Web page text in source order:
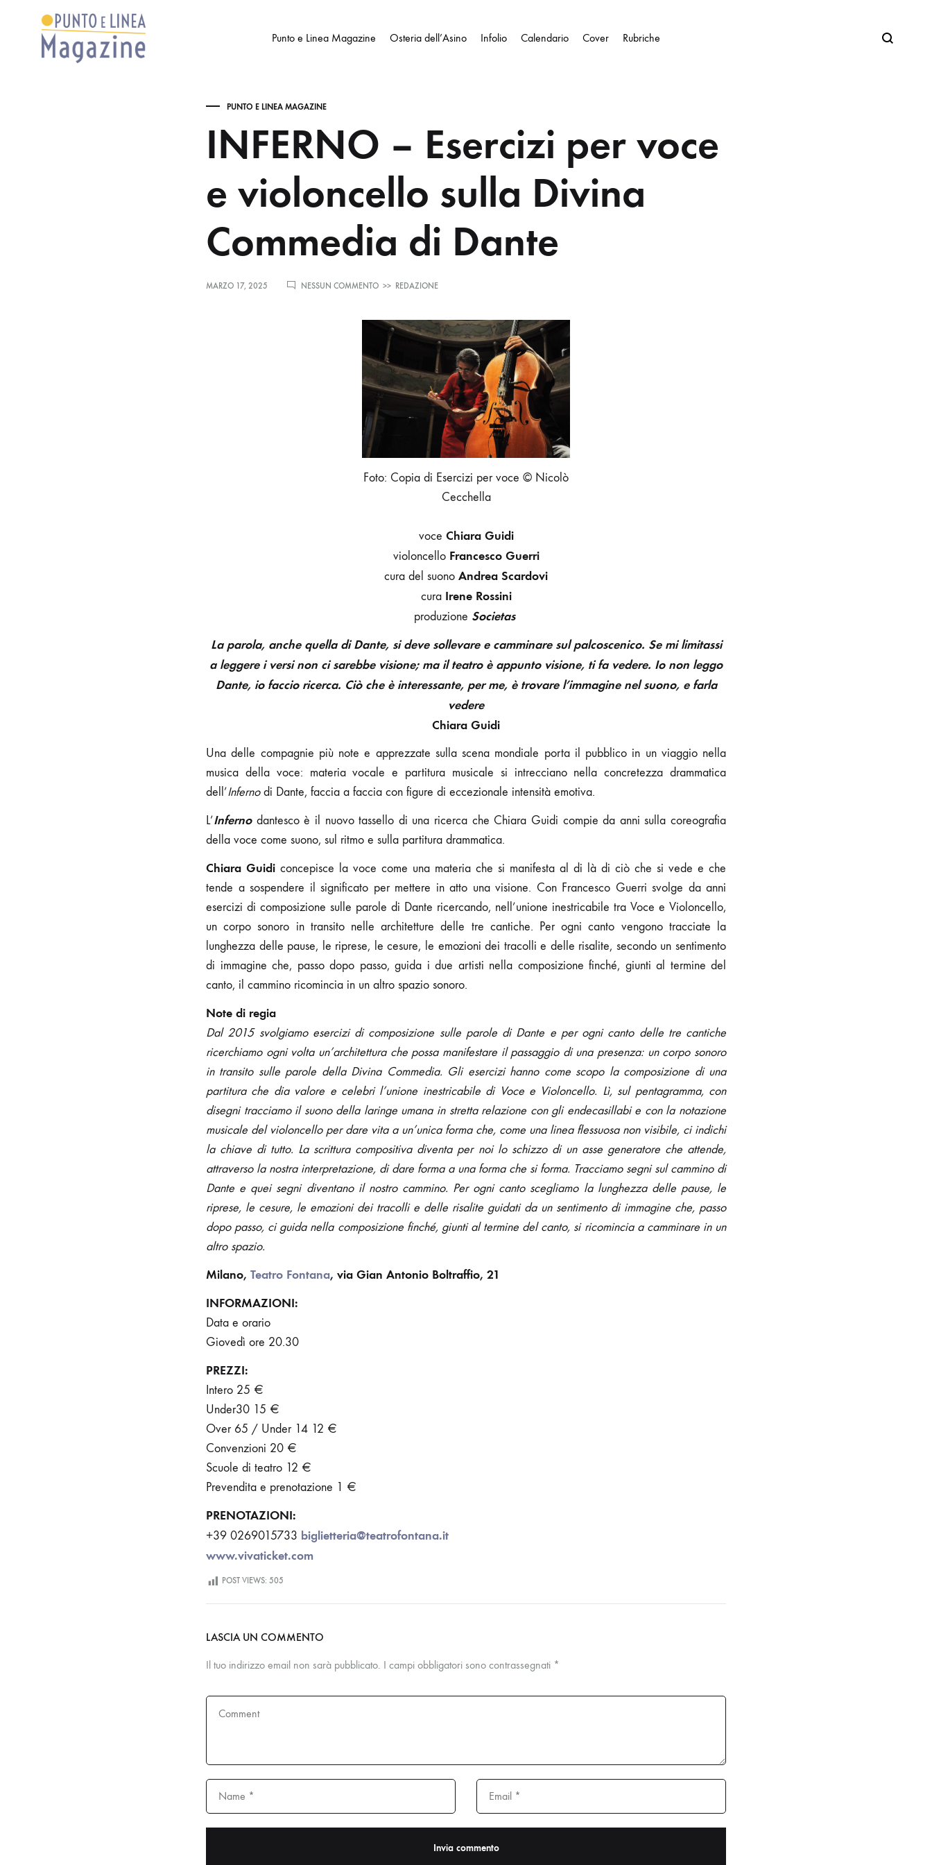
Punto e Linea Magazine Osteria dell’Asino Infolio Calendario Cover Rubriche Search
PUNTO E LINEA MAGAZINE
INFERNO – Esercizi per voce
e violoncello sulla Divina
Commedia di Dante
MARZO 17, 2025 NESSUN COMMENTOSU
ESERCIZI
PER
VOCE
E
VIOLONCELLO
SULLA
DIVINA
COMMEDIA
>> REDAZIONE
Foto: Copia di Esercizi per voce © Nicolò
Cecchella
voce Chiara Guidi
violoncello Francesco Guerri
cura del suono Andrea Scardovi
cura Irene Rossini
produzione Societas
La parola, anche quella di Dante, si deve sollevare e camminare sul palcoscenico. Se mi limitassi
a leggere i versi non ci sarebbe visione; ma il teatro è appunto visione, ti fa vedere. Io non leggo
Dante, io faccio ricerca. Ciò che è interessante, per me, è trovare l’immagine nel suono, e farla
vedere
Chiara Guidi
Una delle compagnie più note e apprezzate sulla scena mondiale porta il pubblico in un viaggio nella
musica della voce: materia vocale e partitura musicale si intrecciano nella concretezza drammatica
dell’Infernodi Dante, faccia a faccia con figure di eccezionale intensità emotiva.
L’Infernodantesco è il nuovo tassello di una ricerca che Chiara Guidi compie da anni sulla coreografia
della voce come suono, sul ritmo e sulla partitura drammatica.
Chiara Guidi concepisce la voce come una materia che si manifesta al di là di ciò che si vede e che
tende a sospendere il significato per mettere in atto una visione. Con Francesco Guerri svolge da anni
esercizi di composizione sulle parole di Dante ricercando, nell’unione inestricabile tra Voce e Violoncello,
un corpo sonoro in transito nelle architetture delle tre cantiche. Per ogni canto vengono tracciate la
lunghezza delle pause, le riprese, le cesure, le emozioni dei tracolli e delle risalite, secondo un sentimento
di immagine che, passo dopo passo, guida i due artisti nella composizione finché, giunti al termine del
canto, il cammino ricomincia in un altro spazio sonoro.
Note di regia
Dal 2015 svolgiamo esercizi di composizione sulle parole di Dante e per ogni canto delle tre cantiche
ricerchiamo ogni volta un’architettura che possa manifestare il passaggio di una presenza: un corpo sonoro
in transito sulle parole della Divina Commedia. Gli esercizi hanno come scopo la composizione di una
partitura che dia valore e celebri l’unione inestricabile di Voce e Violoncello. Lì, sul pentagramma, con
disegni tracciamo il suono della laringe umana in stretta relazione con gli endecasillabi e con la notazione
musicale del violoncello per dare vita a un’unica forma che, come una linea flessuosa non visibile, ci indichi
la chiave di tutto. La scrittura compositiva diventa per noi lo schizzo di un asse generatore che attende,
attraverso la nostra interpretazione, di dare forma a una forma che si forma. Tracciamo segni sul cammino di
Dante e quei segni diventano il nostro cammino. Per ogni canto scegliamo la lunghezza delle pause, le
riprese, le cesure, le emozioni dei tracolli e delle risalite guidati da un sentimento di immagine che, passo
dopo passo, ci guida nella composizione finché, giunti al termine del canto, si ricomincia a camminare in un
altro spazio.
Milano, Teatro Fontana, via Gian Antonio Boltraffio, 21
INFORMAZIONI:
Data e orario
Giovedì ore 20.30
PREZZI:
Intero 25 €
Under30 15 €
Over 65 / Under 14 12 €
Convenzioni 20 €
Scuole di teatro 12 €
Prevendita e prenotazione 1 €
PRENOTAZIONI:
+39 0269015733 biglietteria@teatrofontana.it
www.vivaticket.com
POST VIEWS: 505
LASCIA UN COMMENTO
Il tuo indirizzo email non sarà pubblicato. I campi obbligatori sono contrassegnati *